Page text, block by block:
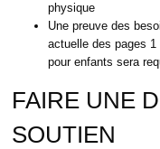
physique
Une preuve des
actuelle des pages 1
pour enfants sera
FAIRE UNE
SOUTIEN